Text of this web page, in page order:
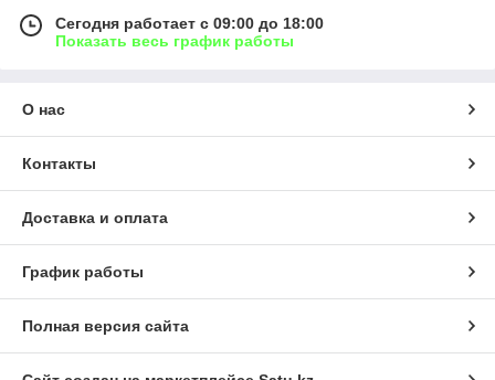
Сегодня работает с 09:00 до 18:00
Показать весь график работы
О нас
Контакты
Доставка и оплата
График работы
Полная версия сайта